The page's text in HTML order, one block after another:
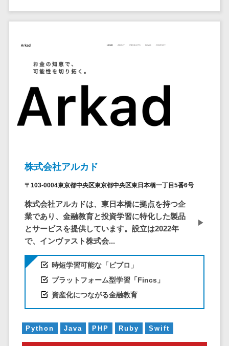
その他業務支援サービス>
VOC分析ツール> BIツール>
ETLツール> 音声合成ツール>
アノテーションツール>
データ化サービス>
画像解析・画像検査>
ブロックチェーン
仮想通貨>
NFT>
官公庁・自治体向け
GIS（地理情報システム）>
公共施設予約システム>
ョンテスト
クラウド型セ
キュリティカメ
イル無害化
サンドボック
ス
委託先管理サ
ービス
WAF
URLフィルタ
リング
エンドポイン
トセキュリティ
（EDR）
CASB
株式会社アルカド
〒103-0004東京都中央区東京都中央区東日本橋一丁目5番6号
株式会社アルカドは、東日本橋に拠点を持つ企
業であり、金融教育と投資学習に特化した製品
とサービスを提供しています。設立は2022年
で、インヴァスト株式会...
時短学習可能な「ビブロ」
プラットフォーム型学習「Fincs」
資産化につながる金融教育
Python Java PHP Ruby Swift